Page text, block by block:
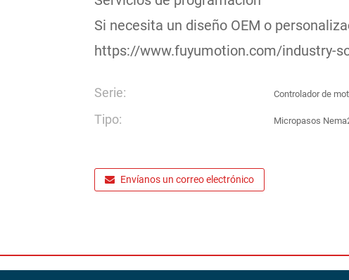
Si necesita un diseño OEM o
https://www.fuyumotion.com/industry-
Serie: Controlador de
Tipo: Micropasos
Envíanos un correo electrónico